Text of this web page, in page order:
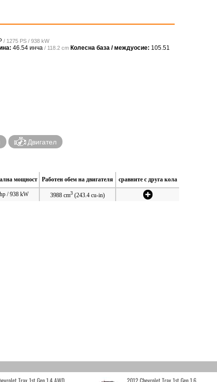
/ 1275 PS / 938 kW
46.54 инча / 118.2 cm Колесна база / междуосие: 105.51
Двигател
мощност Работен обем на двигателя сравните с друга кола
/ 938 kW 3988 cm3 (243.4 cu-in)
Trax 1st Gen 1.4 AWD 2012 Chevrolet Trax 1st Gen 1.6